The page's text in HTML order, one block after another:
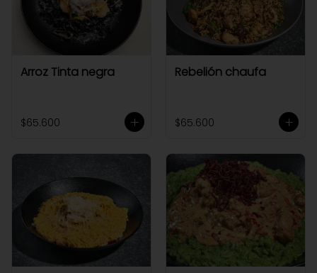
Arroz Tinta negra
$65.600
Rebelión chaufa
$65.600